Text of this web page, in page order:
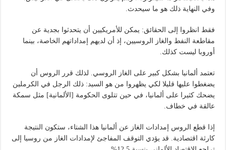
وفي النهاية ذلك هو ما سيحدث.
فقط انظروا إلى الحقائق: يمكن للأمريكيين أن يتحدثوا بجدية عن
مقاطعة النفط والغاز الروسيين، إذ أن لديهم إمداداتهم الخاصة، بينما
أوروبا ليست كذلك.
تعتمد ألمانيا بشكل كبير على الغاز الروسي. لذلك قرر الروس أن
يضغطوا عليها قليلا لكي يظهروا من هو السيد: ذلك الرجل في الكرملين
يضحك كثيرا على ألمانيا، في حين تتلوى الحكومة [الألمانية] مثل سمكة
عالقة في خطاف.
إذا قطع الروس إمدادات الغاز عن ألمانيا هذا الشتاء، ستكون النتيجة
كارثة اقتصادية. قد يؤدي التوقف المفاجئ لإمدادات الغاز من روسيا إلى